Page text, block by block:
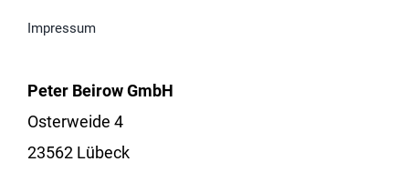
Impressum
Peter Beirow GmbH
Osterweide 4
23562 Lübeck